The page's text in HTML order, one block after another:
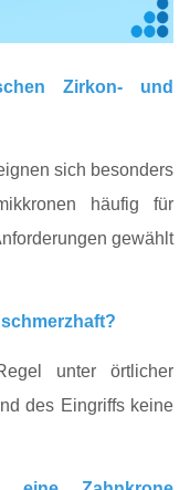
Zirkon- und
sich besonders
häufig für
gewählt
unter örtlicher
des Eingriffs keine